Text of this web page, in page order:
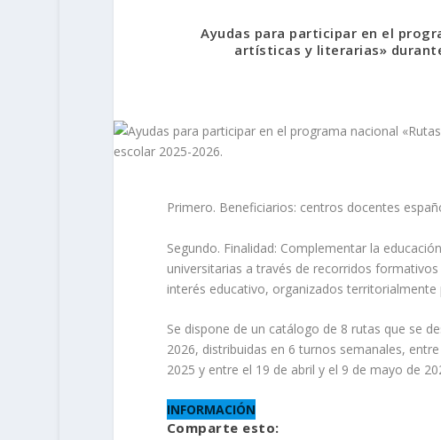
Ayudas para participar en el
artísticas y literarias»
Primero. Beneficiarios: centros docentes
Segundo. Finalidad: Complementar la
universitarias a través de recorridos
interés educativo, organizados
Se dispone de un catálogo de 8 rutas que se
2026, distribuidas en 6 turnos semanales,
2025 y entre el 19 de abril y el 9 de mayo de
INFORMACIÓN
Comparte esto: